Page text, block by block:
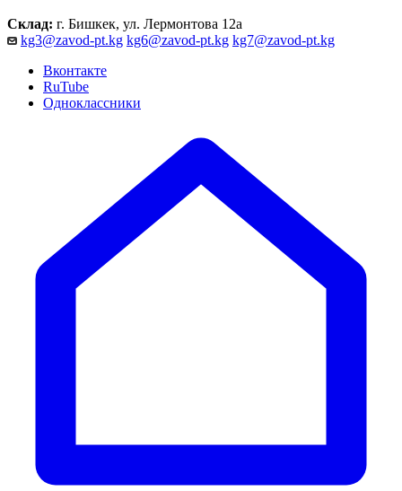
Склад: г. Бишкек, ул. Лермонтова 12а
kg3@zavod-pt.kg kg6@zavod-pt.kg kg7@zavod-pt.kg
Вконтакте
RuTube
Одноклассники